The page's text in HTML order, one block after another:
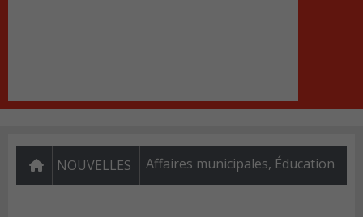
NOUVELLES Affaires municipales, Éducation